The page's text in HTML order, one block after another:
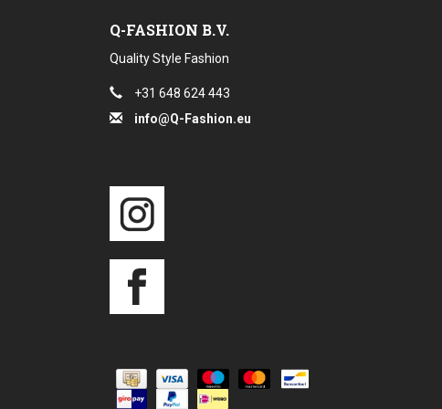
Q-FASHION B.V.
Quality Style Fashion
+31 648 624 443
info@Q-Fashion.eu